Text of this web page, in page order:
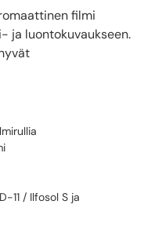
filmi
ja luontokuvaukseen.
11 / Ilfosol S ja